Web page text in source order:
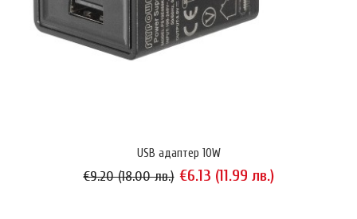
USB адаптер 10W
€9.20 (18.00 лв.) €6.13 (11.99 лв.)